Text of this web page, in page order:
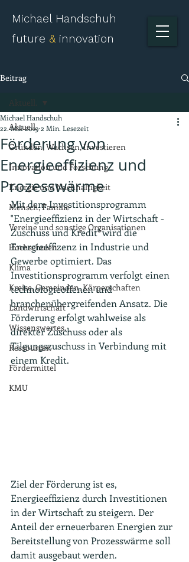
Michael Handschuh
future & innovation
Beitrag
Aktuell.
Gründen, Wachsen, Investieren
Innovation und Forschung
Energie und Nachhaltigkeit
Mensch, Familie
Vereine und sonstige Organisationen
Hochschulen
Klima
Kreise, Gemeinden, Körperschaften
Landwirtschaft
Wissenswertes.
Ressourcen
Fördermittel
KMU
Aktuell.
Förderung von
Energieeffizienz und
Prozesswärme
Michael Handschuh
22. Mai 2019 2 Min. Lesezeit
Mit dem Investitionsprogramm
"Energieeffizienz in der Wirtschaft -
Zuschuss und Kredit" wird die
Energieeffizenz in Industrie und
Gewerbe optimiert. Das
Investitionsprogramm verfolgt einen
technologieoffenen und
branchenübergreifenden Ansatz. Die
Förderung erfolgt wahlweise als
direkter Zuschuss oder als
Tilgungszuschuss in Verbindung mit
einem Kredit.
Ziel der Förderung ist es,
Energieeffizienz durch Investitionen
in der Wirtschaft zu steigern. Der
Anteil der erneuerbaren Energien zur
Bereitstellung von Prozesswärme soll
damit ausgebaut werden.